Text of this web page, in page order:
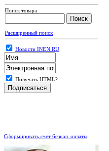
Поиск товара
Расширенный поиск
Новости INEN.RU
Получать HTML?
Сформировать счет безнал. оплаты